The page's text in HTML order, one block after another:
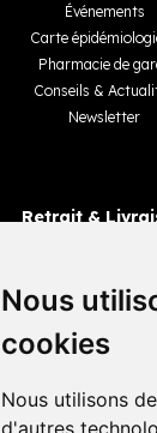
Nous
cookies
Nous utilisons
d'autres
Événements
Carte
Pharmacie de
Conseils &
Newsletter
Retrait &
Livraisons
4,4 / 5 65 avis